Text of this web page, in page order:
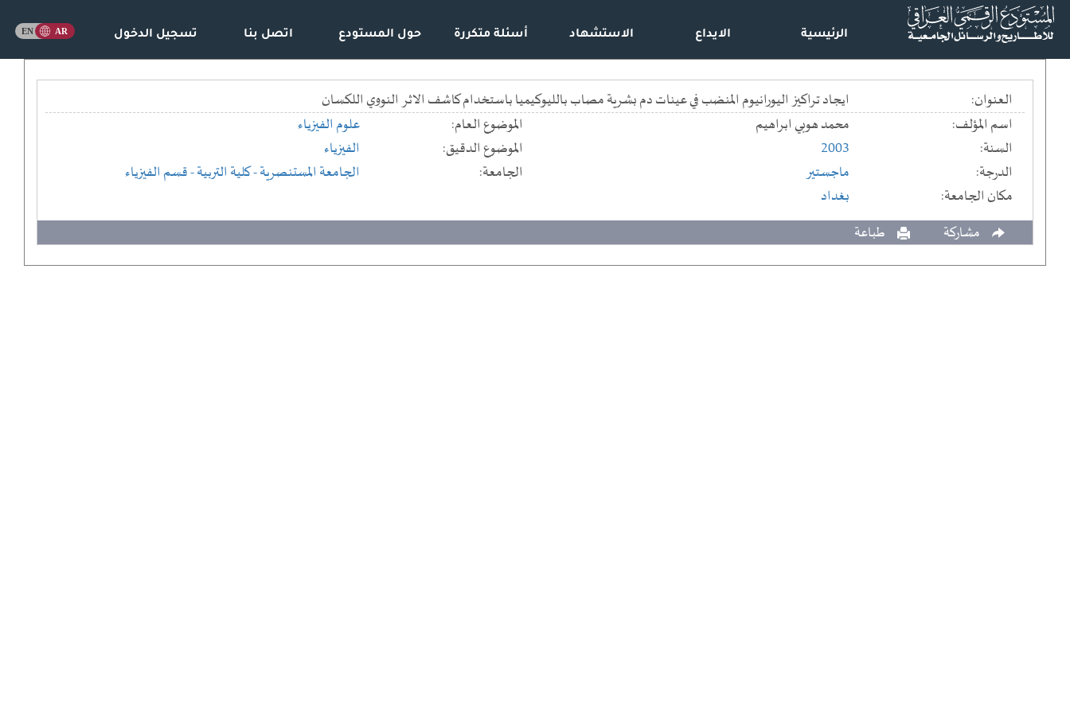
الرئيسية الايداع الاستشهاد أسئلة متكررة حول المستودع اتصل بنا تسجيل الدخول
العنوان:
ايجاد تراكيز اليورانيوم المنضب في عينات دم بشرية مصاب بالليوكيميا باستخدام كاشف الاثر النووي اللكسان
اسم المؤلف:
محمد هوبي ابراهيم الموضوع العام:
علوم الفيزياء
السنة:
2003 الموضوع الدقيق:
الفيزياء
الدرجة:
ماجستير الجامعة: الجامعة المستنصرية- كلية التربية- قسم الفيزياء
مكان الجامعة:
بغداد
مشاركة
طباعة